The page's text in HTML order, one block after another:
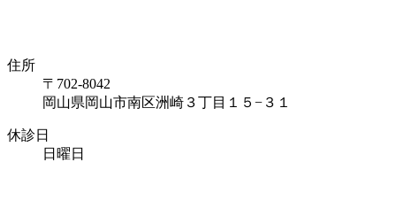
住所
〒702-8042
岡山県岡山市南区洲崎 ３丁目１５−３１
休診日
日曜日